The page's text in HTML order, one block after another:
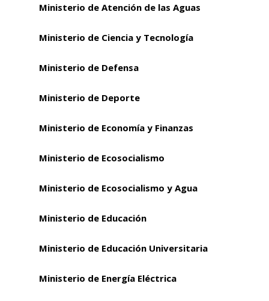
Ministerio de Atención de las Aguas
Ministerio de Ciencia y Tecnología
Ministerio de Defensa
Ministerio de Deporte
Ministerio de Economía y Finanzas
Ministerio de Ecosocialismo
Ministerio de Ecosocialismo y Agua
Ministerio de Educación
Ministerio de Educación Universitaria
Ministerio de Energía Eléctrica